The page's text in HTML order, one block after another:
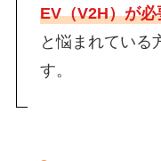
EV（V2H）が必
と悩まれている
す。